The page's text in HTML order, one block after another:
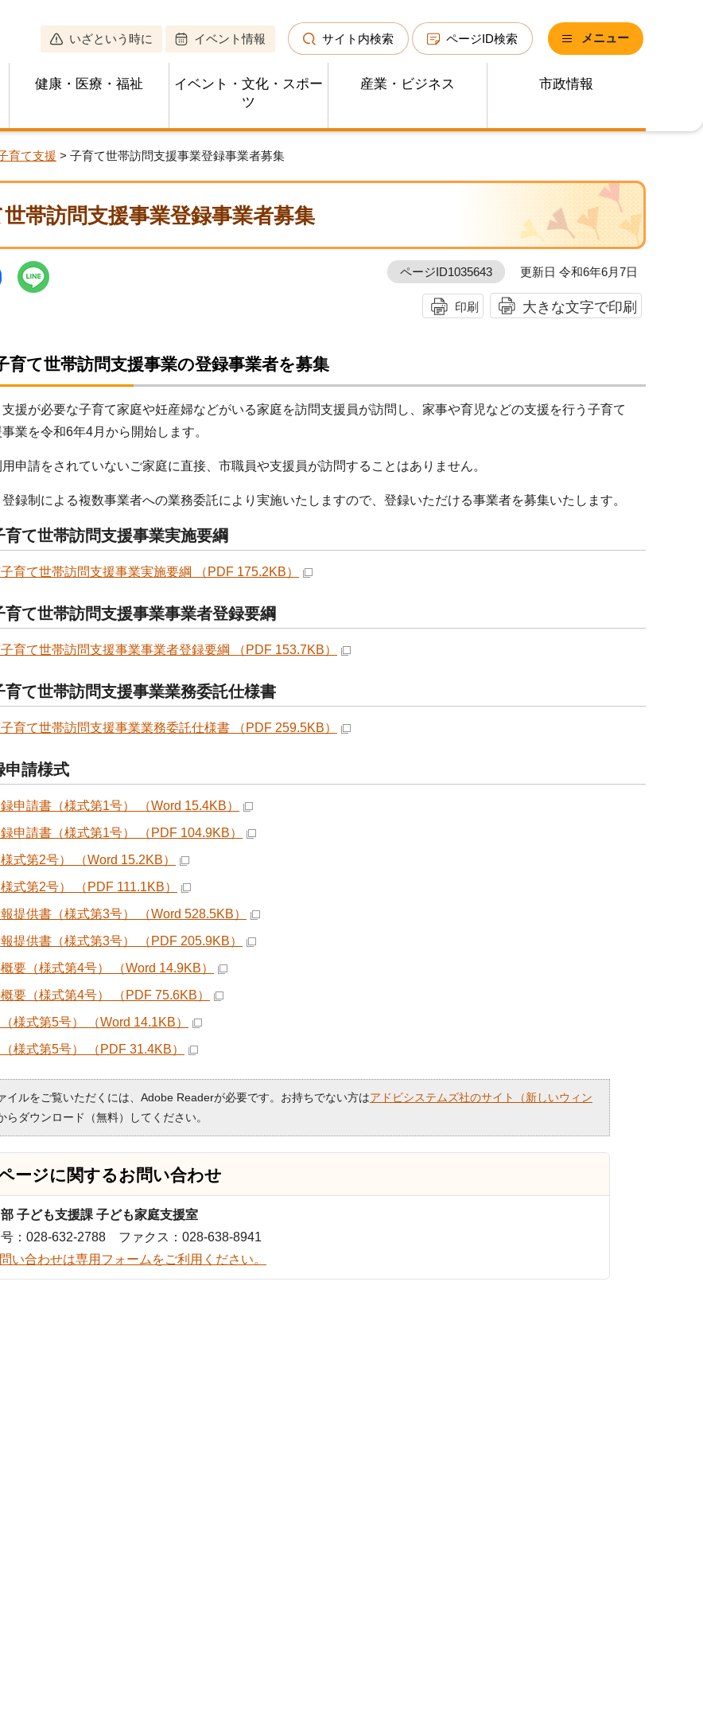
いざという時に イベント情報 サイト内検索 ページID検索 メニュー
健康・医療・福祉
イベント・文化・スポー
ツ
産業・ビジネス 市政情報
育て支援 > 子育て世帯訪問支援事業登録事業者募集
帯訪問支援事業登録事業者募集
ページID1035643 更新日 令和6年6月7日
印刷 大きな文字で印刷
育て世帯訪問支援事業の登録事業者を募集
援が必要な子育て家庭や妊産婦などがいる家庭を訪問支援員が訪問し、家事や育児などの支援を行う子育て
業を令和6年4月から開始します。
申請をされていないご家庭に直接、市職員や支援員が訪問することはありません。
録制による複数事業者への業務委託により実施いたしますので、登録いただける事業者を募集いたします。
育て世帯訪問支援事業実施要綱
育て世帯訪問支援事業実施要綱 （PDF 175.2KB）
育て世帯訪問支援事業事業者登録要綱
育て世帯訪問支援事業事業者登録要綱 （PDF 153.7KB）
育て世帯訪問支援事業業務委託仕様書
育て世帯訪問支援事業業務委託仕様書 （PDF 259.5KB）
申請様式
申請書（様式第1号） （Word 15.4KB）
申請書（様式第1号） （PDF 104.9KB）
式第2号） （Word 15.2KB）
式第2号） （PDF 111.1KB）
提供書（様式第3号） （Word 528.5KB）
提供書（様式第3号） （PDF 205.9KB）
要（様式第4号） （Word 14.9KB）
要（様式第4号） （PDF 75.6KB）
様式第5号） （Word 14.1KB）
様式第5号） （PDF 31.4KB）
イルをご覧いただくには、Adobe Readerが必要です。お持ちでない方はアドビシステムズ社のサイト（新しいウィン
らダウンロード（無料）してください。
ージに関するお問い合わせ
子ども支援課 子ども家庭支援室
：028-632-2788 ファクス：028-638-8941
い合わせは専用フォームをご利用ください。